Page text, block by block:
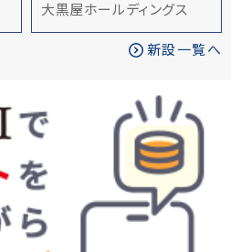
大黒屋ホールディングス
新設一覧へ